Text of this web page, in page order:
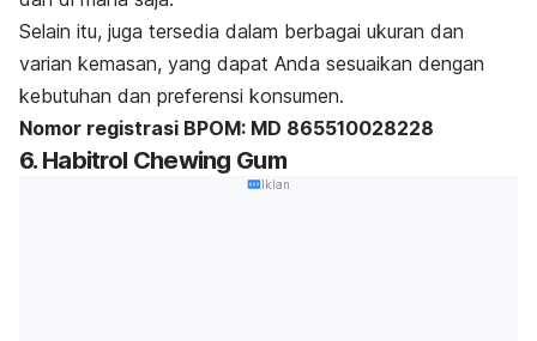
Selain itu, juga tersedia dalam berbagai ukuran dan
varian kemasan, yang dapat Anda sesuaikan dengan
kebutuhan dan preferensi konsumen.
Nomor registrasi BPOM: MD 865510028228
6. Habitrol Chewing Gum
Iklan